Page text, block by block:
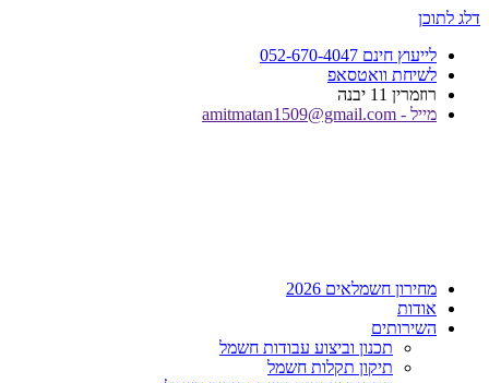
דלג לתוכן
לייעוץ חינם 052-670-4047
לשיחת וואטסאפ
רוזמרין 11 יבנה
מייל - amitmatan1509@gmail.com
מחירון חשמלאים 2026
אודות
השירותים
תכנון וביצוע עבודות חשמל
תיקון תקלות חשמל